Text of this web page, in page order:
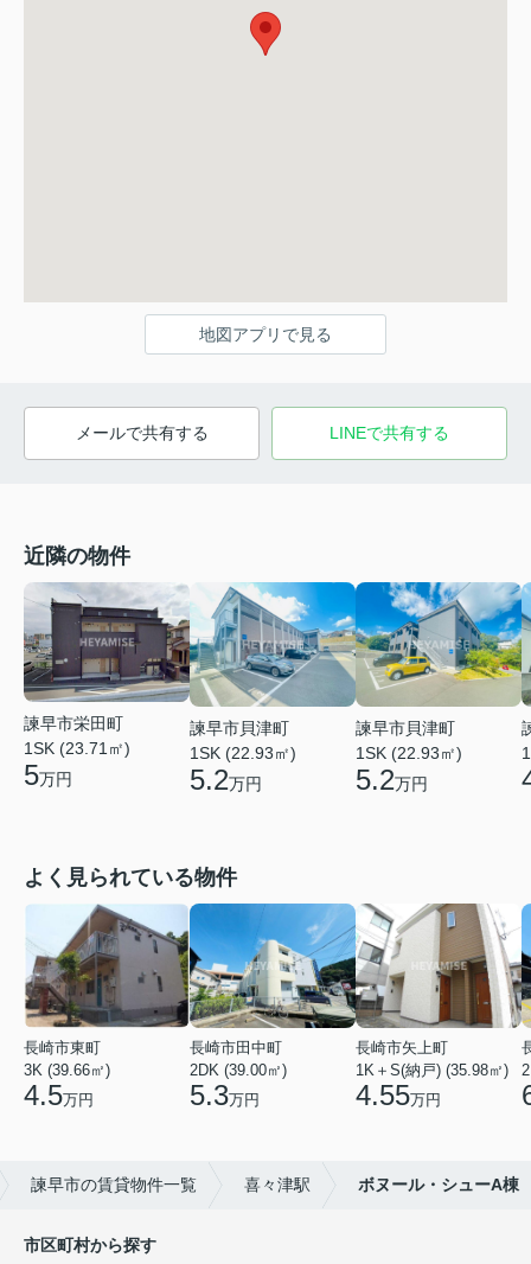
地図アプリで見る
メールで共有する LINEで共有する
近隣の物件
諫早市栄田町
1SK (23.71㎡)
5万円
諫早市貝津町
1SK (22.93㎡)
5.2万円
諫早市貝津町
1SK (22.93㎡)
5.2万円
よく見られている物件
長崎市東町
3K (39.66㎡)
4.5万円
長崎市田中町
2DK (39.00㎡)
5.3万円
長崎市矢上町
1K＋S(納戸) (35.98㎡)
4.55万円
諫早市の賃貸物件一覧 喜々津駅 ボヌール・シューA棟
市区町村から探す